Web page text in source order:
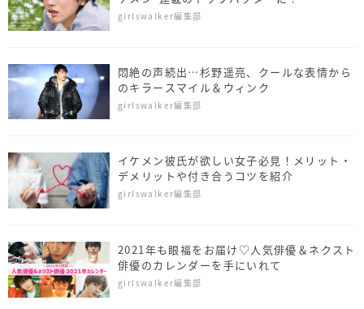
girlswalker編集部
悶絶の声続出…杉野遥亮、クールな表情から
のキラースマイル＆ウィンク
girlswalker編集部
イケメン彼氏が欲しい女子必見！メリット・
デメリットや付き合うコツを紹介
girlswalker編集部
2021年も眼福をお届け♡人気俳優＆ネクスト
俳優のカレンダーを手にいれて
girlswalker編集部